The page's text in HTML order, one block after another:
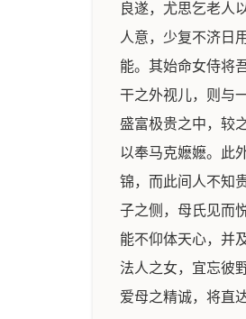
良遂，尤思乞老人
人意，少复不济日
能。其始命女侍将
干之外视儿，则与
盛富极贵之中，较
以奉马克嬷嬷。此
锦，而此间人不知
子之侧，母氏见而
能不仰体天心，并
法人之女，宜忘彼
爱母之精诚，将直